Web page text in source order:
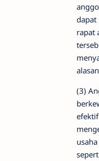
dapat
rapat
(3)
efektif